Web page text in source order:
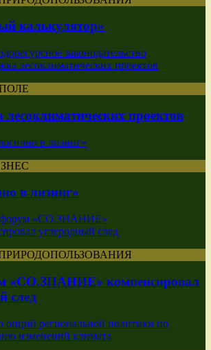
калькулятор»
проектов
в лизинг»
«СО.ЗНАНИЕ» компенсировал
след